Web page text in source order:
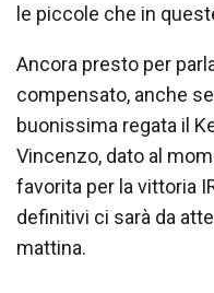
le piccole che in
Ancora presto per
compensato, anche
buonissima regata il
Vincenzo, dato al
favorita per la vittoria
definitivi ci sarà da
mattina.